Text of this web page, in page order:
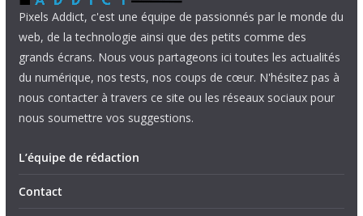
Pixels Addict, c'est une équipe de passionnés par le monde du
web, de la technologie ainsi que des petits comme des
grands écrans. Nous vous partageons ici toutes les actualités
du numérique, nos tests, nos coups de cœur. N'hésitez pas à
nous contacter à travers ce site ou les réseaux sociaux pour
nous soumettre vos suggestions.
L’équipe de rédaction
Contact